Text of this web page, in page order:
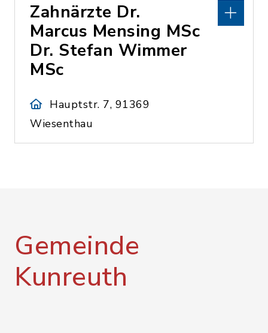
Zahnärzte Dr.
Marcus Mensing MSc
Dr. Stefan Wimmer
MSc
Hauptstr. 7, 91369
Wiesenthau
Gemeinde
Kunreuth